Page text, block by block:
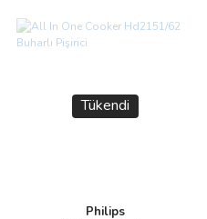
Tükendi
Philips